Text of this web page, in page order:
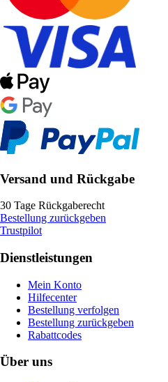
Versand und Rückgabe
30 Tage Rückgaberecht
Bestellung zurückgeben
Trustpilot
Dienstleistungen
Mein Konto
Hilfecenter
Bestellung verfolgen
Bestellung zurückgeben
Rabattcodes
Über uns